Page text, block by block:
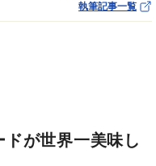
執筆記事一覧
ドが世界一美味し